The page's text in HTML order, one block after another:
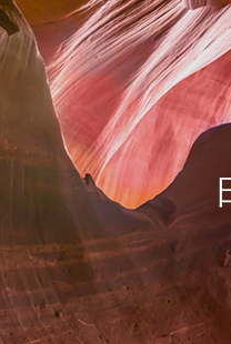
補助金
補助金の取得と